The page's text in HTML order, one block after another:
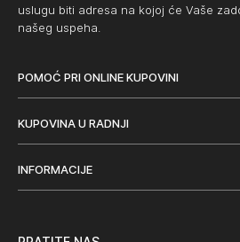
uslugu biti adresa na kojoj će Vaše
našeg uspeha.
POMOĆ PRI ONLINE KUPOVINI
KUPOVINA U RADNJI
INFORMACIJE